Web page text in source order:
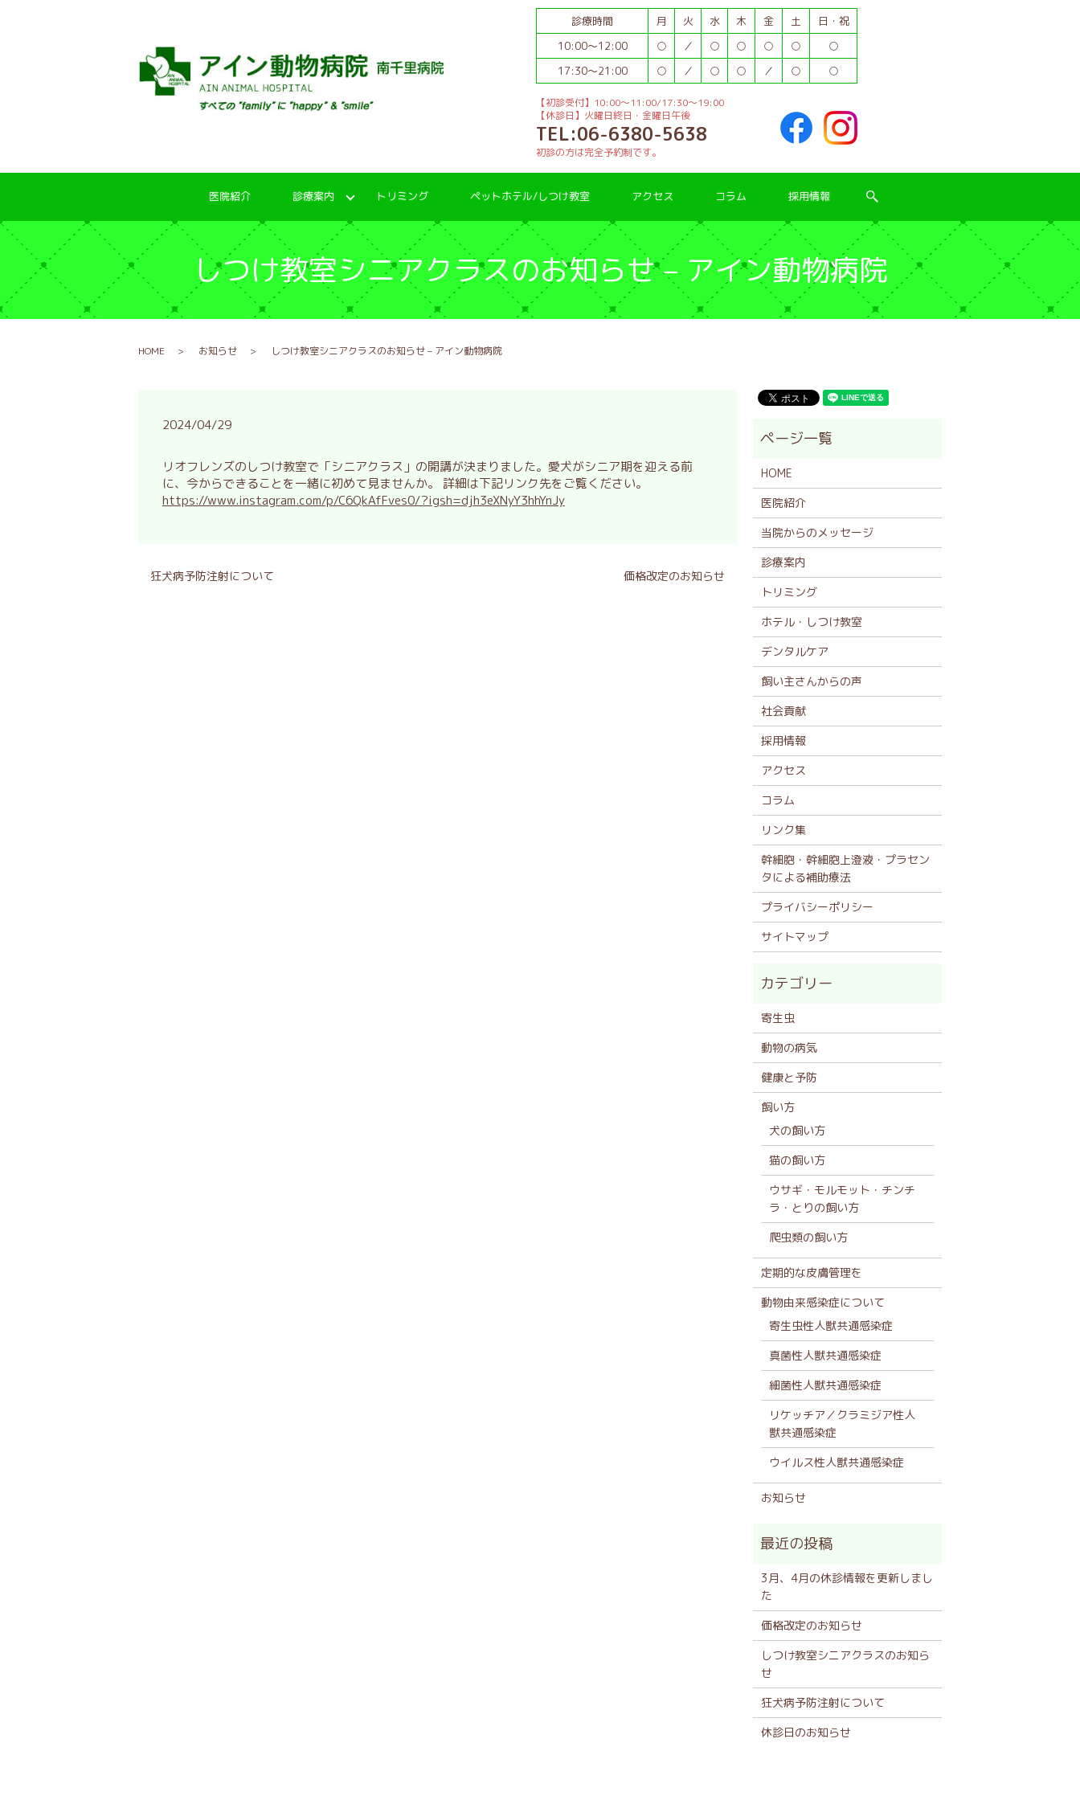
診療時間 月 火 水 木 金 土
日・祝
10:00～12:00
○ ／ ○ ○ ○ ○
○
17:30～21:00
○ ／ ○ ○ ／ ○ ○
【初診受付】10:00～11:00/17:30～19:00
【休診日】火曜日終日・金曜日午後
TEL:06-6380-5638
初診の方は完全予約制です。
医院紹介 診療案内 トリミング ペットホテル/しつけ教室 アクセス コラム 採用情報
しつけ教室シニアクラスのお知らせ – アイン動物病院
HOME お知らせ しつけ教室シニアクラスのお知らせ – アイン動物病院
2024/04/29
リオフレンズのしつけ教室で「シニアクラス」の開講が決まりました。愛犬がシニア期を迎える前
に、今からできることを一緒に初めて見ませんか。 詳細は下記リンク先をご覧ください。
https://www.instagram.com/p/C6QkAfFves0/?igsh=djh3eXNyY3hhYnJy
狂犬病予防注射について 価格改定のお知らせ
HOME
医院紹介
当院からのメッセージ
診療案内
トリミング
ホテル・しつけ教室
デンタルケア
飼い主さんからの声
社会貢献
採用情報
アクセス
コラム
リンク集
幹細胞・幹細胞上澄液・プラセン
タによる補助療法
プライバシーポリシー
サイトマップ
寄生虫
動物の病気
健康と予防
飼い方
犬の飼い方
猫の飼い方
ウサギ・モルモット・チンチ
ラ・とりの飼い方
爬虫類の飼い方
定期的な皮膚管理を
動物由来感染症について
寄生虫性人獣共通感染症
真菌性人獣共通感染症
細菌性人獣共通感染症
リケッチア／クラミジア性人
獣共通感染症
ウイルス性人獣共通感染症
お知らせ
3月、4月の休診情報を更新しまし
た
価格改定のお知らせ
しつけ教室シニアクラスのお知ら
せ
狂犬病予防注射について
休診日のお知らせ